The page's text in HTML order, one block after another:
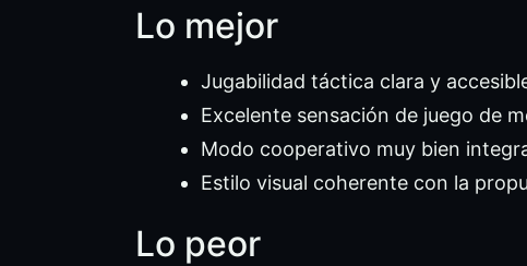
Lo mejor
Jugabilidad táctica clara y
Excelente sensación de juego de
Modo cooperativo muy bien
Estilo visual coherente con la
Lo peor